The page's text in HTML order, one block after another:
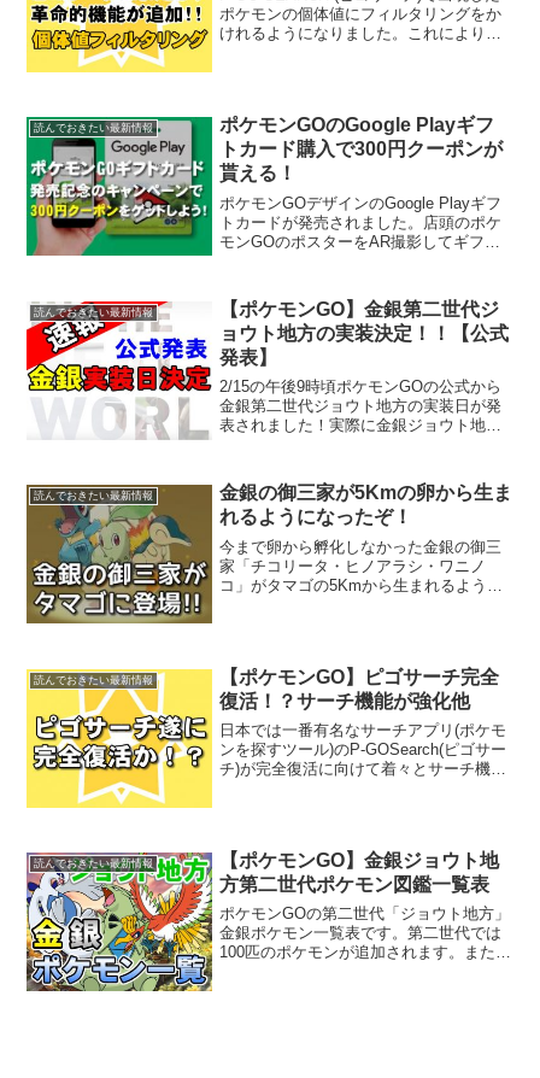
ポケモンの個体値にフィルタリングをか
けれるようになりました。これにより個
読んでおきたい最新情報
ポケモンGOのGoogle Playギフ
トカード購入で300円クーポンが
貰える！
ポケモンGOデザインのGoogle Playギフ
トカードが発売されました。店頭のポケ
モンGOのポスターをAR撮影してギフト
分のGoogle Playクー...
読んでおきたい最新情報
【ポケモンGO】金銀第二世代ジ
ョウト地方の実装決定！！【公式
発表】
2/15の午後9時頃ポケモンGOの公式から
金銀第二世代ジョウト地方の実装日が発
表されました！実際に金銀ジョウト地方
実装されます。さらに機能面も大幅にバ
ージョ...
読んでおきたい最新情報
金銀の御三家が5Kmの卵から生ま
れるようになったぞ！
今まで卵から孵化しなかった金銀の御三
家「チコリータ・ヒノアラシ・ワニノ
コ」がタマゴの5Kmから生まれるように
読んでおきたい最新情報
【ポケモンGO】ピゴサーチ完全
復活！？サーチ機能が強化他
日本では一番有名なサーチアプリ(ポケモ
ンを探すツール)のP-GOSearch(ピゴサー
チ)が完全復活に向けて着々とサーチ機能
読んでおきたい最新情報
【ポケモンGO】金銀ジョウト地
方第二世代ポケモン図鑑一覧表
ポケモンGOの第二世代「ジョウト地方」
金銀ポケモン一覧表です。第二世代では
100匹のポケモンが追加されます。また第